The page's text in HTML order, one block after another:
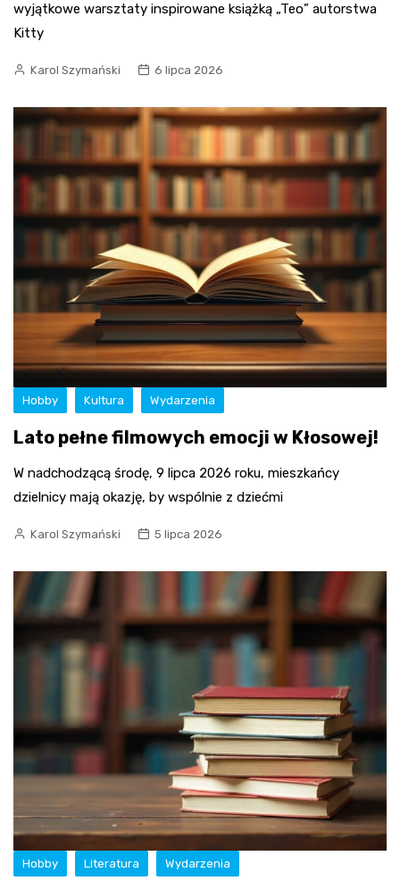
wyjątkowe warsztaty inspirowane książką „Teo” autorstwa
Kitty
Karol Szymański 6 lipca 2026
Hobby Kultura Wydarzenia
Lato pełne filmowych emocji w Kłosowej!
W nadchodzącą środę, 9 lipca 2026 roku, mieszkańcy
dzielnicy mają okazję, by wspólnie z dziećmi
Karol Szymański 5 lipca 2026
Hobby Literatura Wydarzenia